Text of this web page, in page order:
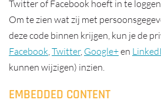
Twitter of Facebook hoeft in te
Om te zien wat zij met
deze code binnen krijgen, kun je de
Facebook,Twitter, Google+en
kunnen wijzigen) inzien.
EMBEDDED CONTENT